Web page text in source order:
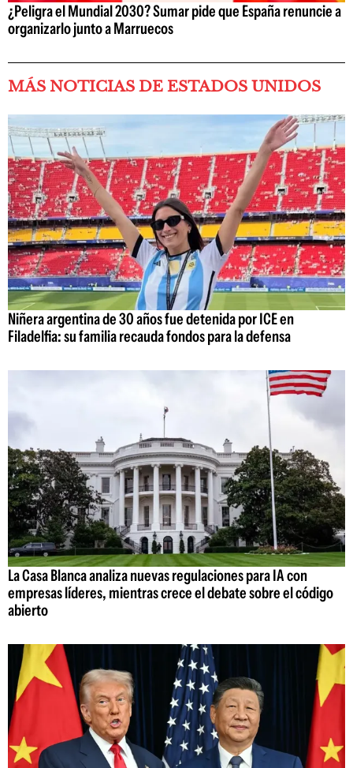
¿Peligra el Mundial 2030? Sumar pide que España renuncie a
organizarlo junto a Marruecos
MÁS NOTICIAS DE ESTADOS UNIDOS
Niñera argentina de 30 años fue detenida por ICE en
Filadelfia: su familia recauda fondos para la defensa
La Casa Blanca analiza nuevas regulaciones para IA con
empresas líderes, mientras crece el debate sobre el código
abierto